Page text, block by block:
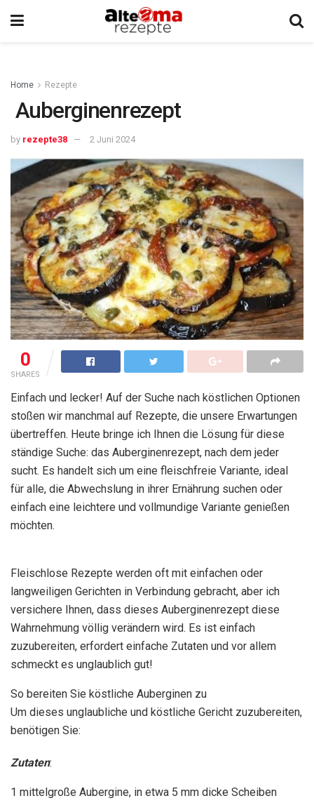
Home Rezepte
Auberginenrezept
by rezepte38 2 Juni 2024
0
SHARES
Einfach und lecker! Auf der Suche nach köstlichen Optionen
stoßen wir manchmal auf Rezepte, die unsere Erwartungen
übertreffen. Heute bringe ich Ihnen die Lösung für diese
ständige Suche: das Auberginenrezept, nach dem jeder
sucht. Es handelt sich um eine fleischfreie Variante, ideal
für alle, die Abwechslung in ihrer Ernährung suchen oder
einfach eine leichtere und vollmundige Variante genießen
möchten.
Fleischlose Rezepte werden oft mit einfachen oder
langweiligen Gerichten in Verbindung gebracht, aber ich
versichere Ihnen, dass dieses Auberginenrezept diese
Wahrnehmung völlig verändern wird. Es ist einfach
zuzubereiten, erfordert einfache Zutaten und vor allem
schmeckt es unglaublich gut!
So bereiten Sie köstliche Auberginen zu
Um dieses unglaubliche und köstliche Gericht zuzubereiten,
benötigen Sie:
Zutaten:
1 mittelgroße Aubergine, in etwa 5 mm dicke Scheiben